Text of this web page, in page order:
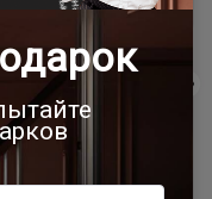
см
Classic Decoro